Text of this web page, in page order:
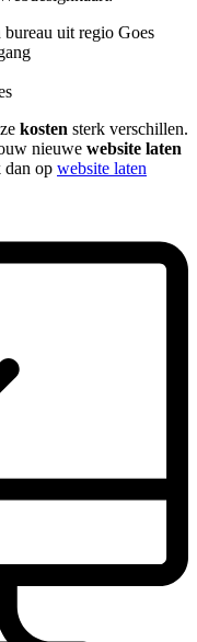
uit regio Goes
kosten sterk verschillen.
nieuwe website laten
dan op website laten